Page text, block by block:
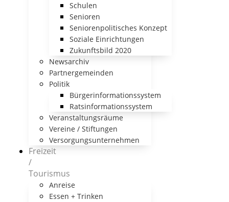
Schulen
Senioren
Seniorenpolitisches Konzept
Soziale Einrichtungen
Zukunftsbild 2020
Newsarchiv
Partnergemeinden
Politik
Bürgerinformationssystem
Ratsinformationssystem
Veranstaltungsräume
Vereine / Stiftungen
Versorgungsunternehmen
Freizeit
/
Tourismus
Anreise
Essen + Trinken